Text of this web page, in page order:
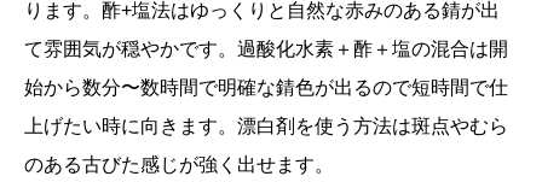
ります。酢+塩法はゆっくりと自然な赤みのある錆が出
て雰囲気が穏やかです。過酸化水素＋酢＋塩の混合は開
始から数分〜数時間で明確な錆色が出るので短時間で仕
上げたい時に向きます。漂白剤を使う方法は斑点やむら
のある古びた感じが強く出せます。